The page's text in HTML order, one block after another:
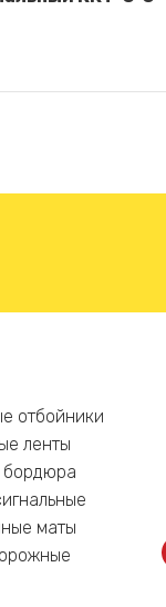
отбойники
ленты
бордюра
маты